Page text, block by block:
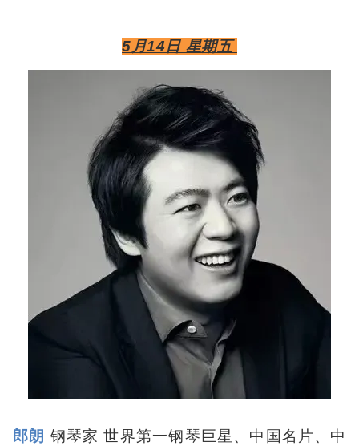
5月14日 星期五
郎朗 钢琴家 世界第一钢琴巨星、中国名片、中